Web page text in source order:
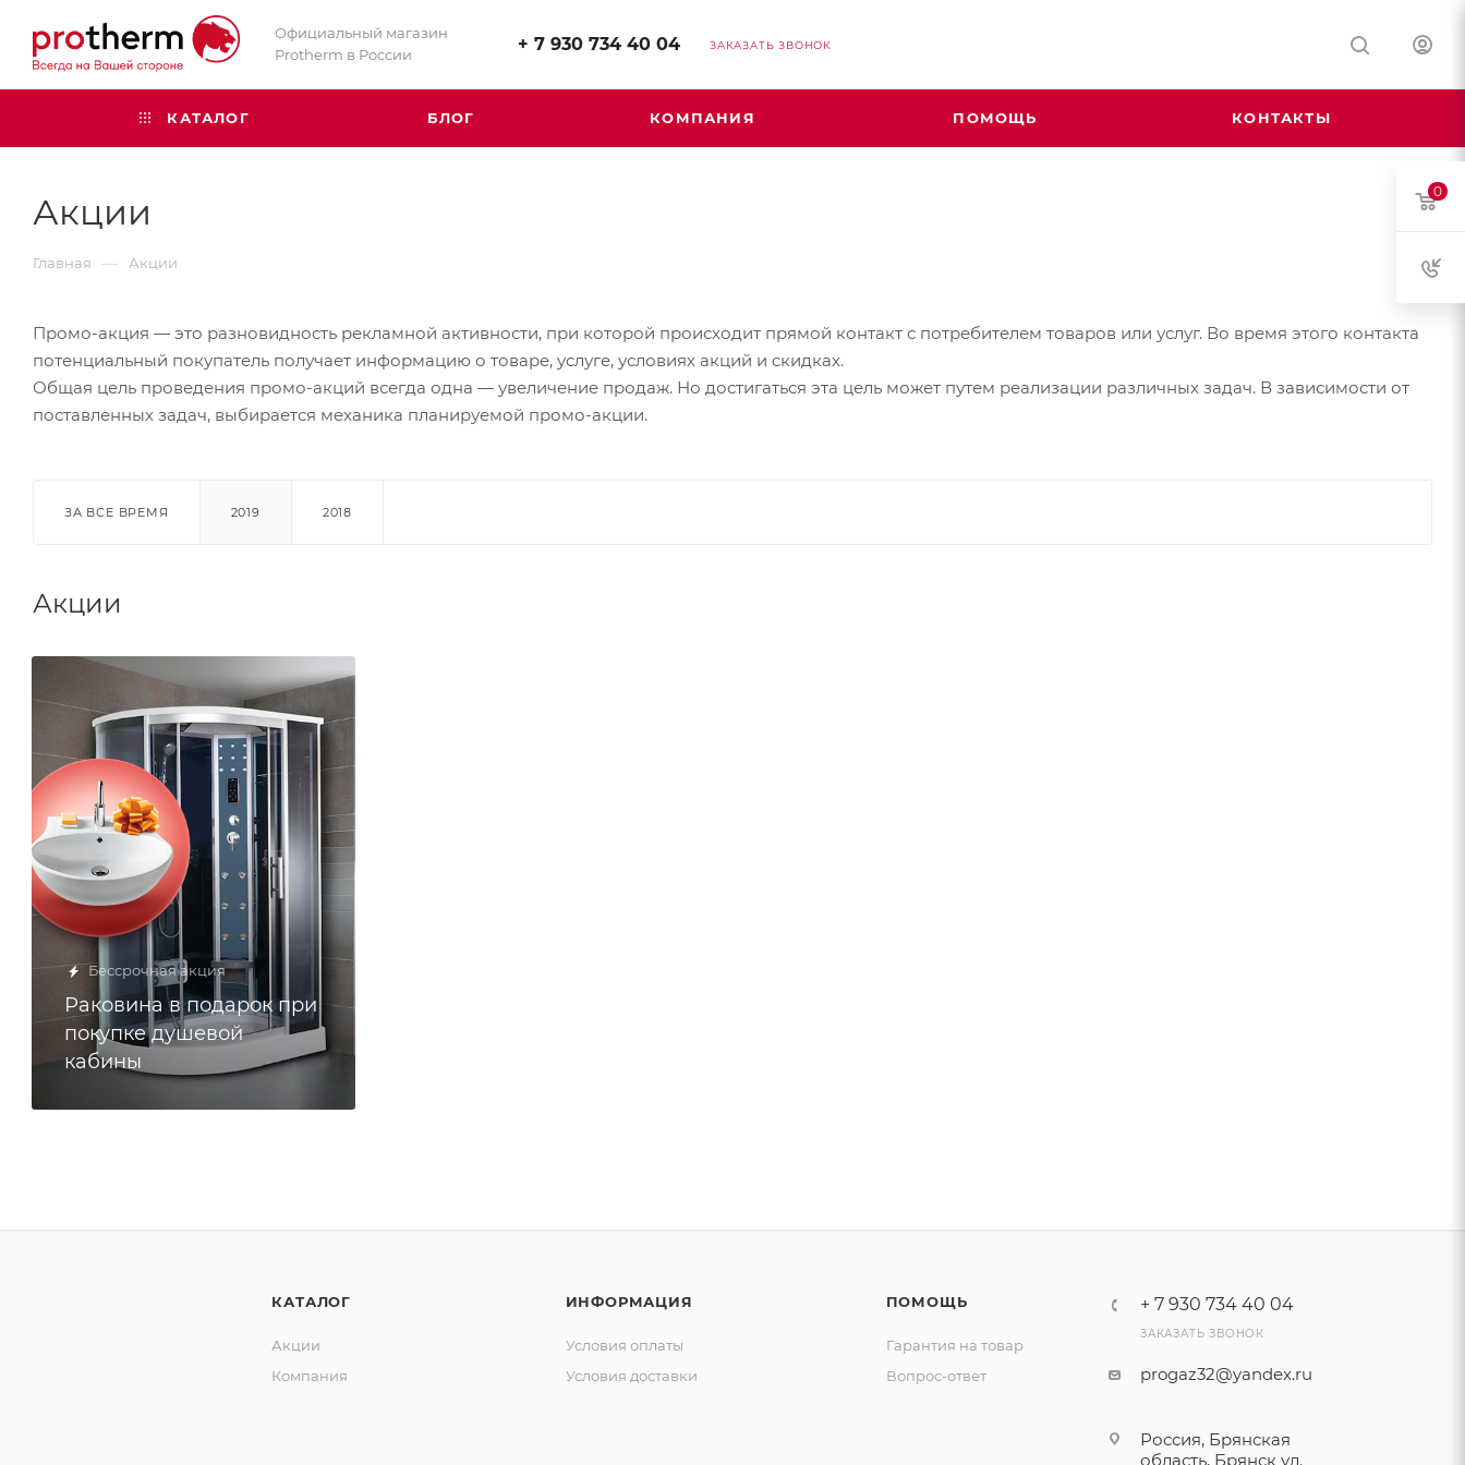
Официальный магазин
Protherm в России
+ 7 930 734 40 04 ЗАКАЗАТЬ ЗВОНОК
КАТАЛОГ БЛОГ КОМПАНИЯ ПОМОЩЬ КОНТАКТЫ
Акции
Главная — Акции
Промо-акция — это разновидность рекламной активности, при которой происходит прямой контакт с потребителем товаров или услуг. Во время этого контакта
потенциальный покупатель получает информацию о товаре, услуге, условиях акций и скидках.
Общая цель проведения промо-акций всегда одна — увеличение продаж. Но достигаться эта цель может путем реализации различных задач. В зависимости от
поставленных задач, выбирается механика планируемой промо-акции.
ЗА ВСЕ ВРЕМЯ 2019 2018
Акции
Бессрочная акция
Раковина в подарок при
покупке душевой
кабины
КАТАЛОГ
Акции
Компания
ИНФОРМАЦИЯ
Условия оплаты
Условия доставки
ПОМОЩЬ
Гарантия на товар
Вопрос-ответ
+ 7 930 734 40 04
ЗАКАЗАТЬ ЗВОНОК
progaz32@yandex.ru
Россия, Брянская
область, Брянск ул.
0